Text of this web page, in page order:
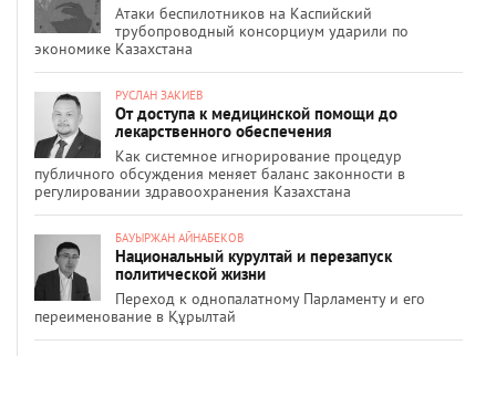
Атаки беспилотников на Каспийский
трубопроводный консорциум ударили по
экономике Казахстана
РУСЛАН ЗАКИЕВ
От доступа к медицинской помощи до
лекарственного обеспечения
Как системное игнорирование процедур
публичного обсуждения меняет баланс законности в
регулировании здравоохранения Казахстана
БАУЫРЖАН АЙНАБЕКОВ
Национальный курултай и перезапуск
политической жизни
Переход к однопалатному Парламенту и его
переименование в Құрылтай